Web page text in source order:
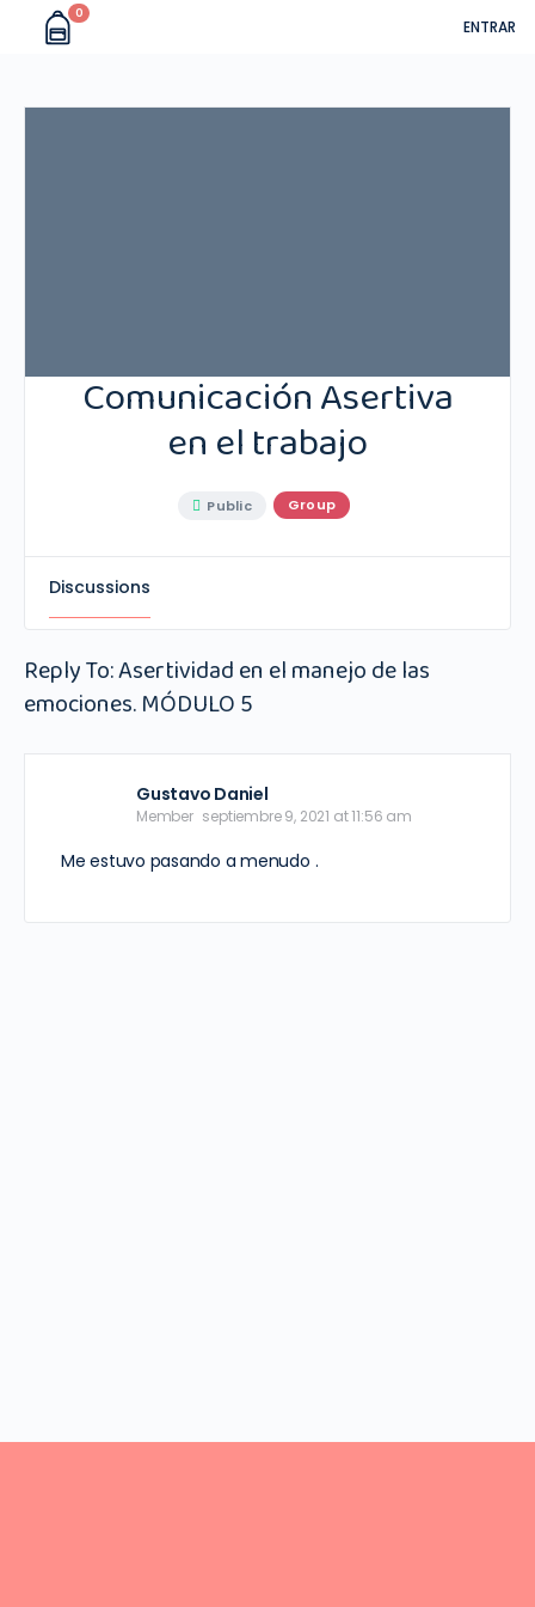
0
ENTRAR
Comunicación Asertiva
en el trabajo
Public Group
Discussions
Reply To: Asertividad en el manejo de las
emociones. MÓDULO 5
Gustavo Daniel
Member septiembre 9, 2021 at 11:56 am
Me estuvo pasando a menudo .